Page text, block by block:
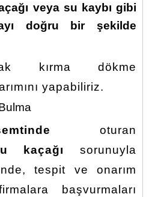
veya su kaybı gibi
doğru bir şekilde
kırma dökme
yapabiliriz.
oturan
kaçağı
sorunuyla
tespit ve onarım
başvurmaları